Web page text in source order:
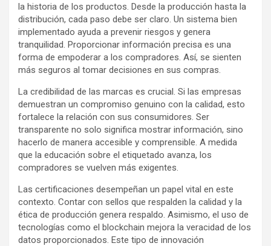
la historia de los productos. Desde la producción hasta la
distribución, cada paso debe ser claro. Un sistema bien
implementado ayuda a prevenir riesgos y genera
tranquilidad. Proporcionar información precisa es una
forma de empoderar a los compradores. Así, se sienten
más seguros al tomar decisiones en sus compras.
La credibilidad de las marcas es crucial. Si las empresas
demuestran un compromiso genuino con la calidad, esto
fortalece la relación con sus consumidores. Ser
transparente no solo significa mostrar información, sino
hacerlo de manera accesible y comprensible. A medida
que la educación sobre el etiquetado avanza, los
compradores se vuelven más exigentes.
Las certificaciones desempeñan un papel vital en este
contexto. Contar con sellos que respalden la calidad y la
ética de producción genera respaldo. Asimismo, el uso de
tecnologías como el blockchain mejora la veracidad de los
datos proporcionados. Este tipo de innovación